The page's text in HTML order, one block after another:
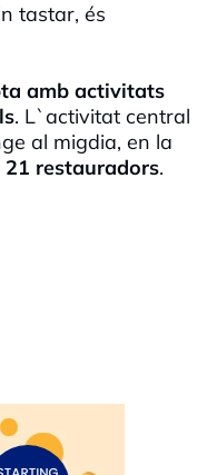
tastar, és
amb activitats
. L`activitat central
al migdia, en la
restauradors.